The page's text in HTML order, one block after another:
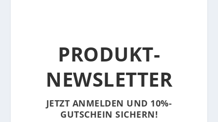
PRODUKT-
NEWSLETTER
JETZT ANMELDEN UND 10%-
GUTSCHEIN SICHERN!